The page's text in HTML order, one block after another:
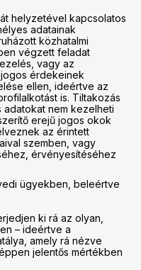
helyzetével kapcsolatos
adatainak
közhatalmi
végzett feladat
vagy az
érdekeinek
ellen, ideértve az
is. Tiltakozás
nem kezelheti
erejű jogos okok
az érintett
szemben, vagy
érvényesítéséhez
ügyekben, beleértve
ki rá az olyan,
– ideértve a
amely rá nézve
jelentős mértékben